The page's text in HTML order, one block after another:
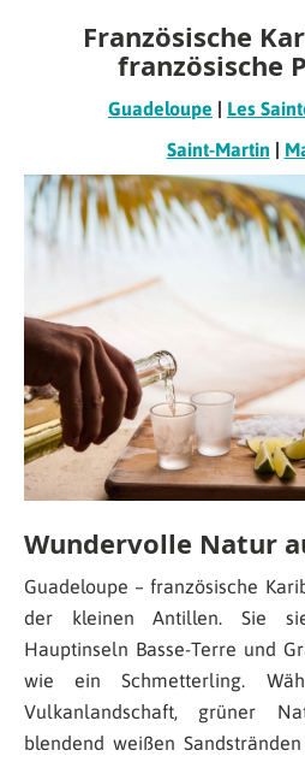
Französische
französische
Guadeloupe | Les
Saint-Martin |
Wundervolle Natur
Guadeloupe – französische
der kleinen Antillen. Sie
Hauptinseln Basse-Terre und
wie ein Schmetterling.
Vulkanlandschaft, grüner
blendend weißen